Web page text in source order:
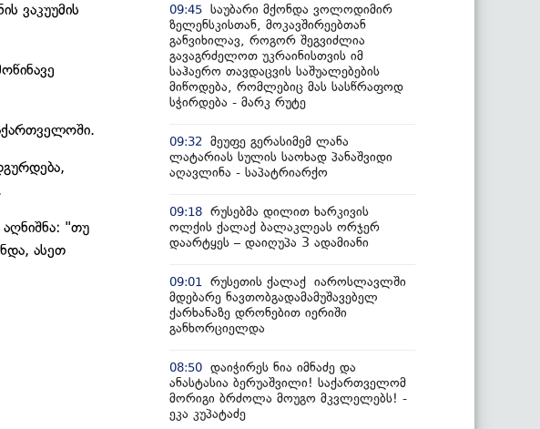
ვაკუუმის
"თუ
ასეთ
09:45 საუბარი მქონდა ვოლოდიმირ
ზელენსკისთან, მოკავშირეებთან
განვიხილავ, როგორ შეგვიძლია
გავაგრძელოთ უკრაინისთვის იმ
საჰაერო თავდაცვის საშუალებების
მიწოდება, რომლებიც მას სასწრაფოდ
სჭირდება - მარკ რუტე
09:32
მეუფე გერასიმემ ლანა
ლატარიას სულის საოხად პანაშვიდი
აღავლინა - საპატრიარქო
09:18 რუსებმა დილით ხარკივის
ოლქის ქალაქ ბალაკლეას ორჯერ
დაარტყეს – დაიღუპა 3 ადამიანი
09:01
რუსეთის ქალაქ იაროსლავლში
მდებარე ნავთობგადამამუშავებელ
ქარხანაზე დრონებით იერიში
განხორციელდა
08:50 დაიჭირეს ნია იმნაძე და
ანასტასია ბერუაშვილი! საქართველომ
მორიგი ბრძოლა მოუგო მკვლელებს! -
ეკა კუპატაძე